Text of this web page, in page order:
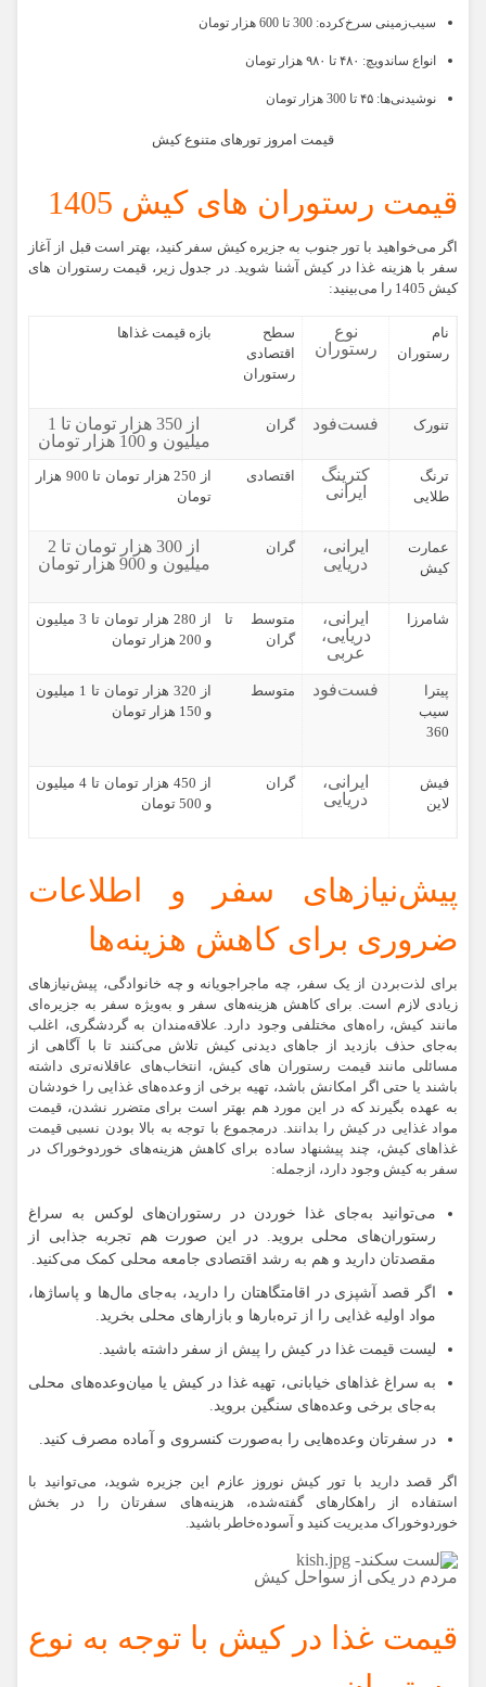
سیب‌زمینی سرخ‌کرده: 300 تا 600 هزار تومان
انواع ساندویچ: ۴۸۰ تا ۹۸۰ هزار تومان
نوشیدنی‌ها: ۴۵ تا 300 هزار تومان
قیمت امروز تورهای متنوع کیش
قیمت رستوران های کیش 1405
اگر می‌خواهید با تور جنوب به جزیره کیش سفر کنید، بهتر است قبل از آغاز
سفر با هزینه غذا در کیش آشنا شوید. در جدول زیر، قیمت رستوران های
کیش 1405 را می‌بینید:
نام
رستوران
نوع
رستوران
سطح
اقتصادی
رستوران
بازه قیمت غذاها
تنورک فست‌فود گران
از 350 هزار تومان تا 1
میلیون و 100 هزار تومان
ترنگ
طلایی
کترینگ
ایرانی
اقتصادی
از 250 هزار تومان تا 900 هزار
تومان
عمارت
کیش
ایرانی،
دریایی
گران
از 300 هزار تومان تا 2
میلیون و 900 هزار تومان
شامرزا
ایرانی،
دریایی،
عربی
متوسط تا
گران
از 280 هزار تومان تا 3 میلیون
و 200 هزار تومان
پیترا
سیب
360
فست‌فود متوسط
از 320 هزار تومان تا 1 میلیون
و 150 هزار تومان
فیش
لاین
ایرانی،
دریایی
گران
از 450 هزار تومان تا 4 میلیون
و 500 تومان
پیش‌نیازهای سفر و اطلاعات
ضروری برای کاهش هزینه‌ها
برای لذت‌بردن از یک سفر، چه ماجراجویانه و چه خانوادگی، پیش‌نیازهای
زیادی لازم است. برای کاهش هزینه‌های سفر و به‌ویژه سفر به جزیره‌ای
مانند کیش، راه‌های مختلفی وجود دارد. علاقه‌مندان به گردشگری، اغلب
به‌جای حذف بازدید از جاهای دیدنی کیش تلاش می‌کنند تا با آگاهی از
مسائلی مانند قیمت رستوران های کیش، انتخاب‌های عاقلانه‌تری داشته
باشند یا حتی اگر امکانش باشد، تهیه برخی از وعده‌های غذایی را خودشان
به عهده بگیرند که در این مورد هم بهتر است برای متضرر نشدن، قیمت
مواد غذایی در کیش را بدانند. درمجموع با توجه به بالا بودن نسبی قیمت
غذاهای کیش، چند پیشنهاد ساده برای کاهش هزینه‌های خوردوخوراک در
سفر به کیش وجود دارد، ازجمله:
می‌توانید به‌جای غذا خوردن در رستوران‌های لوکس به سراغ
رستوران‌های محلی بروید. در این صورت هم تجربه جذابی از
مقصدتان دارید و هم به رشد اقتصادی جامعه محلی کمک می‌کنید.
اگر قصد آشپزی در اقامتگاهتان را دارید، به‌جای مال‌ها و پاساژها،
مواد اولیه غذایی را از تره‌بارها و بازارهای محلی بخرید.
لیست قیمت غذا در کیش را پیش از سفر داشته باشید.
به سراغ غذاهای خیابانی، تهیه غذا در کیش یا میان‌وعده‌های محلی
به‌جای برخی وعده‌های سنگین بروید.
در سفرتان وعده‌هایی را به‌صورت کنسروی و آماده مصرف کنید.
اگر قصد دارید با تور کیش نوروز عازم این جزیره شوید، می‌توانید با
استفاده از راهکارهای گفته‌شده، هزینه‌های سفرتان را در بخش
خوردوخوراک مدیریت کنید و آسوده‌خاطر باشید.
مردم در یکی از سواحل کیش
قیمت غذا در کیش با توجه به نوع